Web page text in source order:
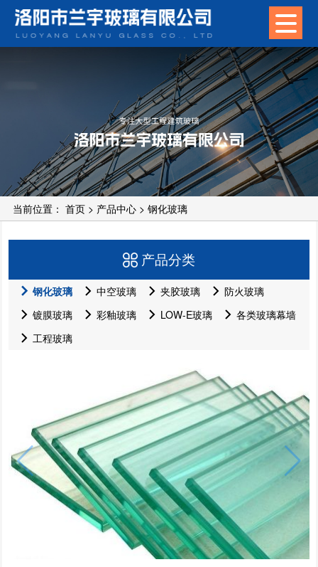
当前位置： 首页> 产品中心> 钢化玻璃
产品分类
钢化玻璃 中空玻璃 夹胶玻璃
防火玻璃
镀膜玻璃
彩釉玻璃 LOW-E玻璃
各类玻璃幕墙
工程玻璃